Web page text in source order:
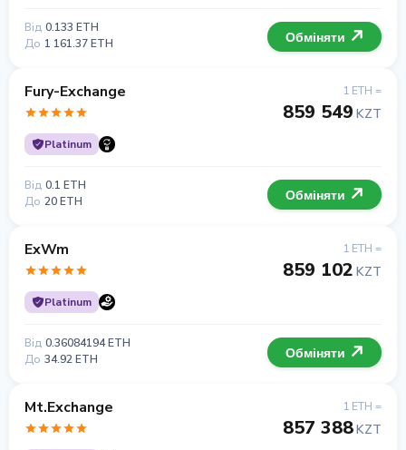
Від 0.133 ETH
До 1 161.37 ETH Обміняти
Fury-Exchange
Platinum
1 ETH =
859 549 KZT
Від 0.1 ETH
До 20 ETH Обміняти
ExWm
Platinum
1 ETH =
859 102 KZT
Від 0.36084194 ETH
До 34.92 ETH Обміняти
Mt.Exchange 1 ETH =
857 388KZT